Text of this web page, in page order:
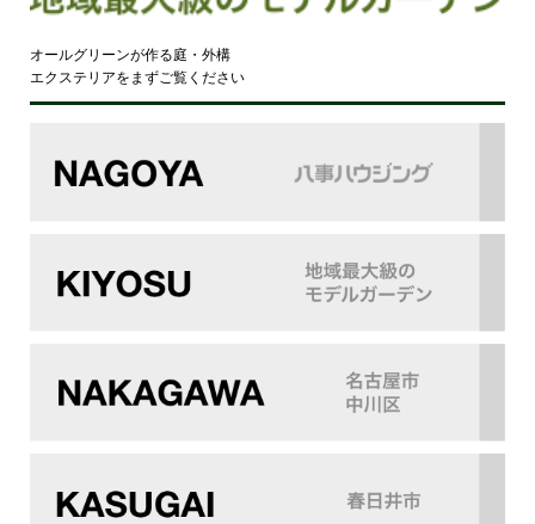
オールグリーンが作る庭・外構
エクステリアをまずご覧ください